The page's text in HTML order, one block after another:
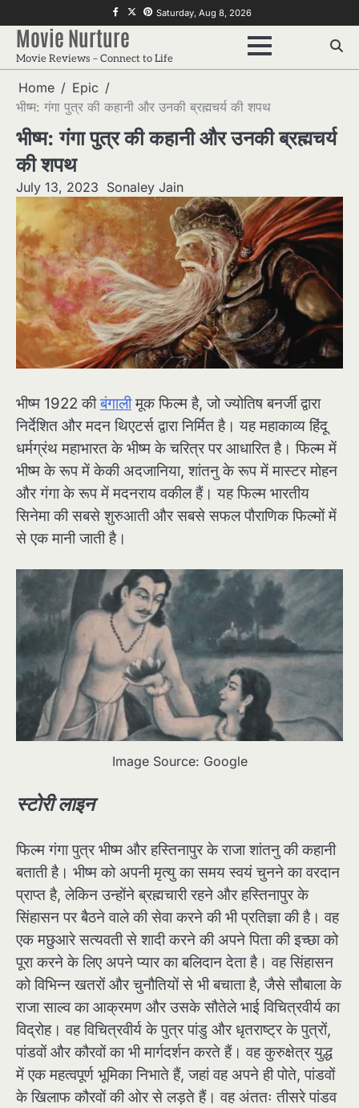
to
content
f twitterpinterest
Saturday, Aug 8, 2026
Movie Nurture
Movie Reviews – Connect to Life
Home
Epic
भीष्म: गंगा पुत्र की कहानी और उनकी ब्रह्मचर्य की शपथ
भीष्म: गंगा पुत्र की कहानी और उनकी ब्रह्मचर्य
की शपथ
July 13, 2023 Sonaley Jain
भीष्म 1922 कीबंगालीमूक फिल्म है, जो ज्योतिष बनर्जी द्वारा
निर्देशित और मदन थिएटर्स द्वारा निर्मित है। यह महाकाव्य हिंदू
धर्मग्रंथ महाभारत के भीष्म के चरित्र पर आधारित है। फिल्म में
भीष्म के रूप में केकी अदजानिया, शांतनु के रूप में मास्टर मोहन
और गंगा के रूप में मदनराय वकील हैं। यह फिल्म भारतीय
सिनेमा की सबसे शुरुआती और सबसे सफल पौराणिक फिल्मों में
से एक मानी जाती है।
Image Source: Google
स्टोरी लाइन
फिल्म गंगा पुत्र भीष्म और हस्तिनापुर के राजा शांतनु की कहानी
बताती है। भीष्म को अपनी मृत्यु का समय स्वयं चुनने का वरदान
प्राप्त है, लेकिन उन्होंने ब्रह्मचारी रहने और हस्तिनापुर के
सिंहासन पर बैठने वाले की सेवा करने की भी प्रतिज्ञा की है। वह
एक मछुआरे सत्यवती से शादी करने की अपने पिता की इच्छा को
पूरा करने के लिए अपने प्यार का बलिदान देता है। वह सिंहासन
को विभिन्न खतरों और चुनौतियों से भी बचाता है, जैसे सौबाला के
राजा साल्व का आक्रमण और उसके सौतेले भाई विचित्रवीर्य का
विद्रोह। वह विचित्रवीर्य के पुत्र पांडु और धृतराष्ट्र के पुत्रों,
पांडवों और कौरवों का भी मार्गदर्शन करते हैं। वह कुरुक्षेत्र युद्ध
में एक महत्वपूर्ण भूमिका निभाते हैं, जहां वह अपने ही पोते, पांडवों
के खिलाफ कौरवों की ओर से लड़ते हैं। वह अंततः तीसरे पांडव